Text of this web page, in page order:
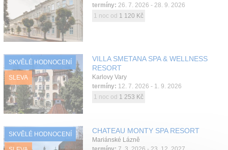
termíny: 26. 7. 2026 - 28. 9. 2026
1 noc od 1 120 Kč
SKVĚLÉ HODNOCENÍ
SLEVA
VILLA SMETANA SPA & WELLNESS
RESORT
Karlovy Vary
termíny: 12. 7. 2026 - 1. 9. 2026
1 noc od 1 253 Kč
SKVĚLÉ HODNOCENÍ CHATEAU MONTY SPA RESORT
Mariánské Lázně